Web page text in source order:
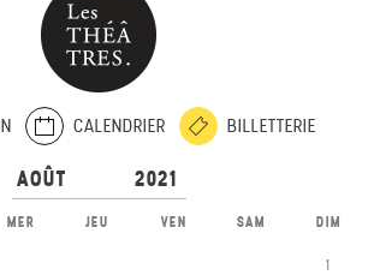
CALENDRIER BILLETTERIE
MER JEU VEN SAM DIM
1